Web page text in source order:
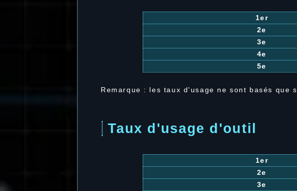
1er
2e
3e
4e
5e
Remarque : les taux d'usage ne sont basés que
Taux d'usage d'outil
1er
2e
3e